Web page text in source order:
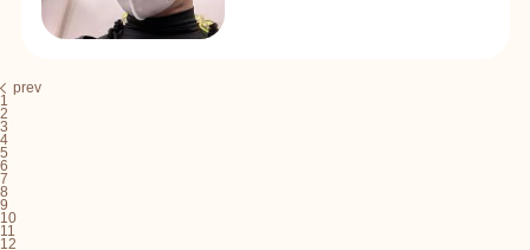
prev
1
2
3
4
5
6
7
8
9
10
11
12